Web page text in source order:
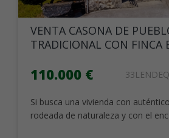
VENTA CASONA DE
TRADICIONAL CON FINCA
110.000 €
Si busca una vivienda con
rodeada de naturaleza y con el